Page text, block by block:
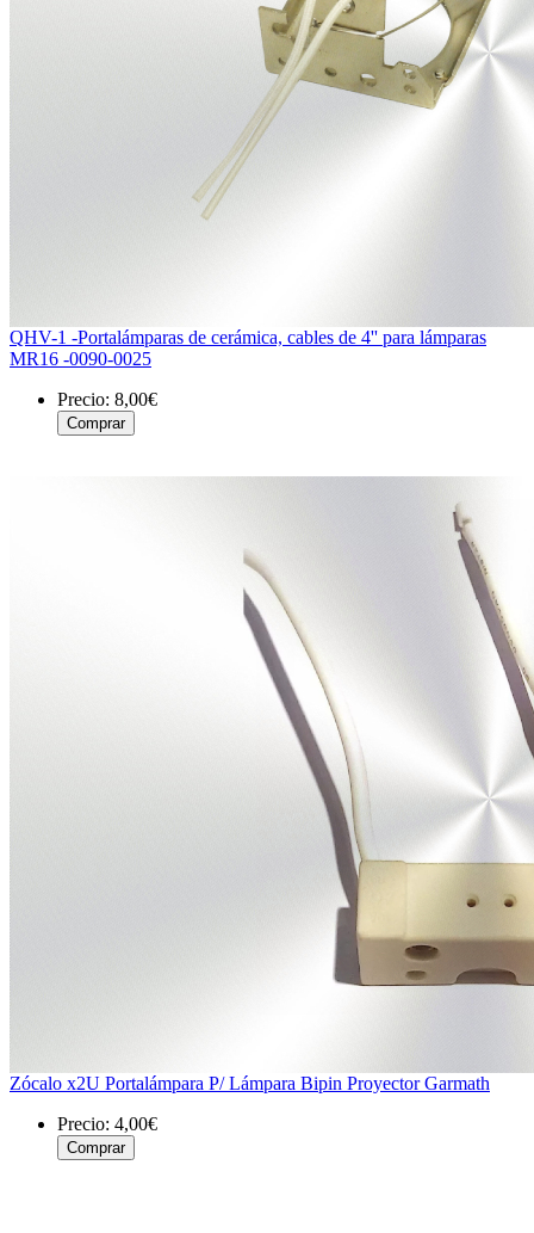
QHV-1 -Portalámparas de cerámica, cables de 4'' para lámparas
MR16 -0090-0025
Precio: 8,00€
Zócalo x2U Portalámpara P/ Lámpara Bipin Proyector Garmath
Precio: 4,00€